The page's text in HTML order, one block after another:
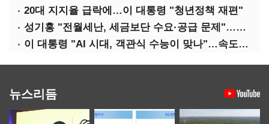
20대 지지율 급락에…이 대통령 "청년정책 재편"
성기홍 "전월세난, 세금보단 수요·공급 문제"…닥공 시사
이 대통령 "AI 시대, 객관식 수능이 맞나"…속도전 '경계'
뉴스리듬